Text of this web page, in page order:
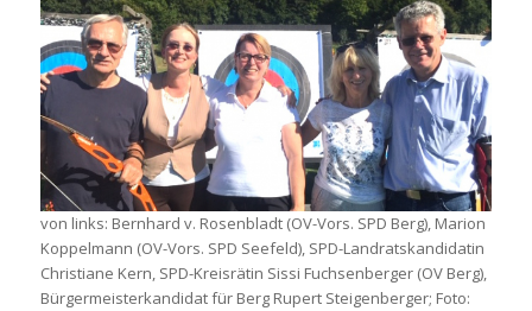
von links: Bernhard v. Rosenbladt (OV-Vors. SPD Berg), Marion
Koppelmann (OV-Vors. SPD Seefeld), SPD-Landratskandidatin
Christiane Kern, SPD-Kreisrätin Sissi Fuchsenberger (OV Berg),
Bürgermeisterkandidat für Berg Rupert Steigenberger; Foto: